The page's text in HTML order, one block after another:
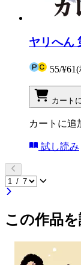
ヤリへん
55/¥61(
カート
カートに追
試し読み
この作品